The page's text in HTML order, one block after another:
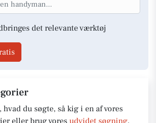
det relevante værktøj
hvad du søgte, så kig i en af vores
eller brug vores udvidet søgning.